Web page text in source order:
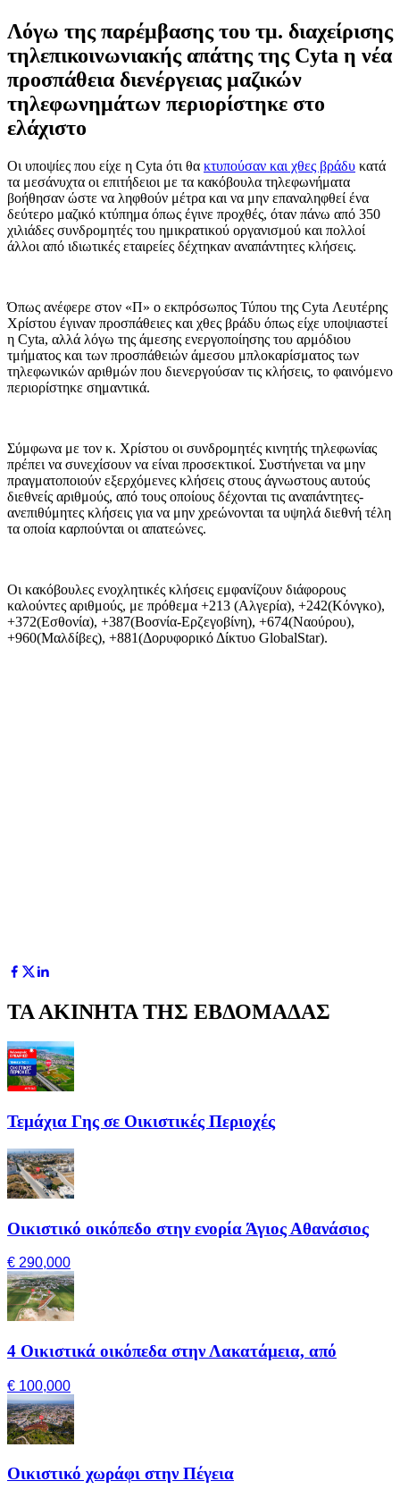
Λόγω της παρέμβασης του τμ. διαχείρισης
τηλεπικοινωνιακής απάτης της Cyta η νέα
προσπάθεια διενέργειας μαζικών
τηλεφωνημάτων περιορίστηκε στο
ελάχιστο
Οι υποψίες που είχε η Cyta ότι θα κτυπoύσαν και χθες βράδυ κατά
τα μεσάνυχτα οι επιτήδειοι με τα κακόβουλα τηλεφωνήματα
βοήθησαν ώστε να ληφθούν μέτρα και να μην επαναληφθεί ένα
δεύτερο μαζικό κτύπημα όπως έγινε προχθές, όταν πάνω από 350
χιλιάδες συνδρομητές του ημικρατικού οργανισμού και πολλοί
άλλοι από ιδιωτικές εταιρείες δέχτηκαν αναπάντητες κλήσεις.
Όπως ανέφερε στον «Π» ο εκπρόσωπος Τύπου της Cyta Λευτέρης
Χρίστου έγιναν προσπάθειες και χθες βράδυ όπως είχε υποψιαστεί
η Cyta, αλλά λόγω της άμεσης ενεργοποίησης του αρμόδιου
τμήματος και των προσπάθειών άμεσου μπλοκαρίσματος των
τηλεφωνικών αριθμών που διενεργούσαν τις κλήσεις, το φαινόμενο
περιορίστηκε σημαντικά.
Σύμφωνα με τον κ. Χρίστου οι συνδρομητές κινητής τηλεφωνίας
πρέπει να συνεχίσουν να είναι προσεκτικοί. Συστήνεται να μην
πραγματοποιούν εξερχόμενες κλήσεις στους άγνωστους αυτούς
διεθνείς αριθμούς, από τους οποίους δέχονται τις αναπάντητες-
ανεπιθύμητες κλήσεις για να μην χρεώνονται τα υψηλά διεθνή τέλη
τα οποία καρπούνται οι απατεώνες.
Οι κακόβουλες ενοχλητικές κλήσεις εμφανίζουν διάφορους
καλούντες αριθμούς, με πρόθεμα +213 (Αλγερία), +242(Κόνγκο),
+372(Εσθονία), +387(Βοσνία-Ερζεγοβίνη), +674(Ναούρου),
+960(Μαλδίβες), +881(Δορυφορικό Δίκτυο GlobalStar).
ΤΑ ΑΚΙΝΗΤΑ ΤΗΣ ΕΒΔΟΜΑΔΑΣ
Τεμάχια Γης σε Οικιστικές Περιοχές
Οικιστικό οικόπεδο στην ενορία Άγιος Αθανάσιος
€ 290,000
4 Οικιστικά οικόπεδα στην Λακατάμεια, από
€ 100,000
Οικιστικό χωράφι στην Πέγεια